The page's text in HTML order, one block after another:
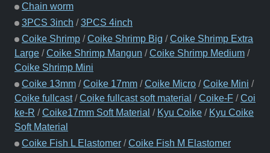
Chain worm
3PCS 3inch /3PCS 4inch
Coike Shrimp /Coike Shrimp Big /Coike Shrimp Extra
Large /Coike Shrimp Mangun /Coike Shrimp Medium /
Coike Shrimp Mini
Coike 13mm /Coike 17mm /Coike Micro /Coike Mini /
Coike fullcast/Coike fullcast soft material /Coike-F /Coi
ke-R /Coike17mm Soft Material / Kyu Coike / Kyu Coike
Soft Material
Coike Fish L Elastomer /Coike Fish M Elastomer